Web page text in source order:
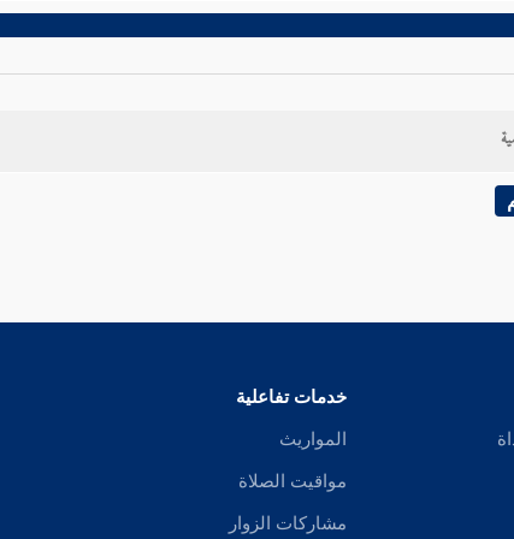
خدمات تفاعلية
المواريث
مواقيت الصلاة
مشاركات الزوار